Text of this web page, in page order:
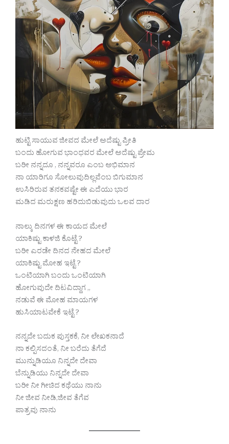
ಹುಟ್ಟಿ ಸಾಯುವ ಜೀವದ ಮೇಲೆ ಅದೆಷ್ಟು ಪ್ರೀತಿ
ಬಂದು ಹೋಗುವ ಭಾಂಧವರ ಮೇಲೆ ಅದೆಷ್ಟು ಪ್ರೇಮ
ಬರೀ ನನ್ನದೂ , ನನ್ನವರೂ ಎಂಬ ಅಭಿಮಾನ
ನಾ ಯಾರಿಗೂ ಸೋಲುವುದಿಲ್ಲವೆಂಬ ಬಿಗುಮಾನ
ಉಸಿರಿರುವ ತನಕವಷ್ಟೇ ಈ ಎದೆಯು ಭಾರ
ಮಡಿದ ಮರುಕ್ಷಣ ಹರಿದುಬಿಡುವುದು ಒಲವ ದಾರ
ನಾಲ್ಕು ದಿನಗಳ ಈ ಕಾಯದ ಮೇಲೆ
ಯಾಕಿಷ್ಟು ಕಾಳಜಿ ಕೊಟ್ಟೆ ?
ಬರೀ ಎರಡೇ ದಿನದ ನೇಹದ ಮೇಲೆ
ಯಾಕಿಷ್ಟು ಮೋಹ ಇಟ್ಟೆ ?
ಒಂಟಿಯಾಗಿ ಬಂದು ಒಂಟಿಯಾಗಿ
ಹೋಗುವುದೇ ದಿಟವಿದ್ದಾಗ ,,
ನಡುವೆ ಈ ಮೋಹ ಮಾಯಗಳ
ಹುಸಿಯಾಟವೇಕೆ ಇಟ್ಟೆ ?
ನನ್ನದೇ ಬದುಕ ಪುಸ್ತಕಕೆ, ನೀ ಲೇಖಕನಾದೆ
ನಾ ಕಲ್ಪಿಸದಂತೆ, ನೀ ಬರೆದು ತೆಗೆದೆ
ಮುನ್ನುಡಿಯೂ ನಿನ್ನದೇ ದೇವಾ
ಬೆನ್ನುಡಿಯು ನಿನ್ನದೇ ದೇವಾ
ಬರೀ ನೀ ಗೀಚಿದ ಕಥೆಯು ನಾನು
ನೀ ಜೀವ ನೀಡಿ,ಜೀವ ತೆಗೆವ
ಪಾತ್ರವು ನಾನು